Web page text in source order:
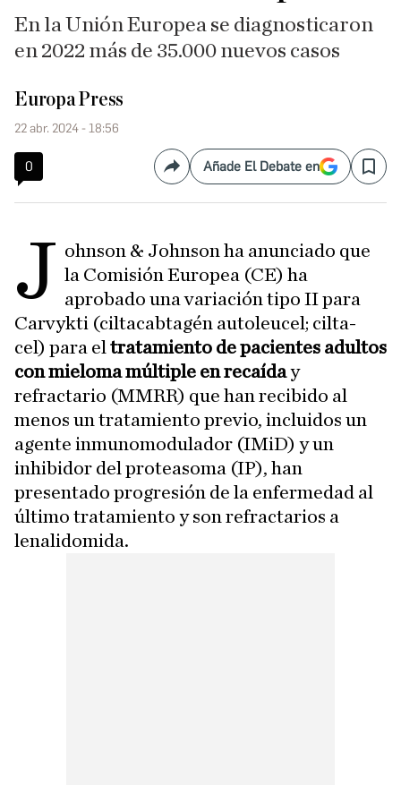
En la Unión Europea se diagnosticaron
en 2022 más de 35.000 nuevos casos
Europa Press
22 abr. 2024 - 18:56
0 CompartirAñade El Debate en Save
J ohnson & Johnson ha anunciado que
la Comisión Europea (CE) ha
aprobado una variación tipo II para
Carvykti (ciltacabtagén autoleucel; cilta-
cel) para el tratamiento de pacientes adultos
con mieloma múltiple en recaíday
refractario (MMRR) que han recibido al
menos un tratamiento previo, incluidos un
agente inmunomodulador (IMiD) y un
inhibidor del proteasoma (IP), han
presentado progresión de la enfermedad al
último tratamiento y son refractarios a
lenalidomida.